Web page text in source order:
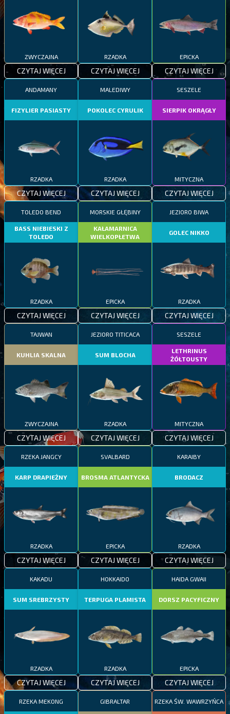
ZWYCZAJNA
CZYTAJ WIĘCEJ
RZADKA
CZYTAJ WIĘCEJ
EPICKA
CZYTAJ WIĘCEJ
ANDAMANY
FIZYLIER PASIASTY
RZADKA
CZYTAJ WIĘCEJ
MALEDIWY
POKOLEC CYRULIK
RZADKA
CZYTAJ WIĘCEJ
SESZELE
SIERPIK OKRĄGŁY
MITYCZNA
CZYTAJ WIĘCEJ
TOLEDO BEND
BASS NIEBIESKI Z
TOLEDO
RZADKA
CZYTAJ WIĘCEJ
MORSKIE GŁĘBINY
KAŁAMARNICA
WIELKOPŁETWA
EPICKA
CZYTAJ WIĘCEJ
JEZIORO BIWA
GOLEC NIKKO
RZADKA
CZYTAJ WIĘCEJ
TAJWAN
KUHLIA SKALNA
ZWYCZAJNA
CZYTAJ WIĘCEJ
JEZIORO TITICACA
SUM BLOCHA
RZADKA
CZYTAJ WIĘCEJ
SESZELE
LETHRINUS
ŻÓŁTOUSTY
MITYCZNA
CZYTAJ WIĘCEJ
RZEKA JANGCY
KARP DRAPIEŻNY
RZADKA
CZYTAJ WIĘCEJ
SVALBARD
BROSMA ATLANTYCKA
EPICKA
CZYTAJ WIĘCEJ
KARAIBY
BRODACZ
RZADKA
CZYTAJ WIĘCEJ
KAKADU
SUM SREBRZYSTY
RZADKA
CZYTAJ WIĘCEJ
HOKKAIDO
TERPUGA PLAMISTA
RZADKA
CZYTAJ WIĘCEJ
HAIDA GWAII
DORSZ PACYFICZNY
EPICKA
CZYTAJ WIĘCEJ
RZEKA MEKONG GIBRALTAR RZEKA ŚW. WAWRZYŃCA